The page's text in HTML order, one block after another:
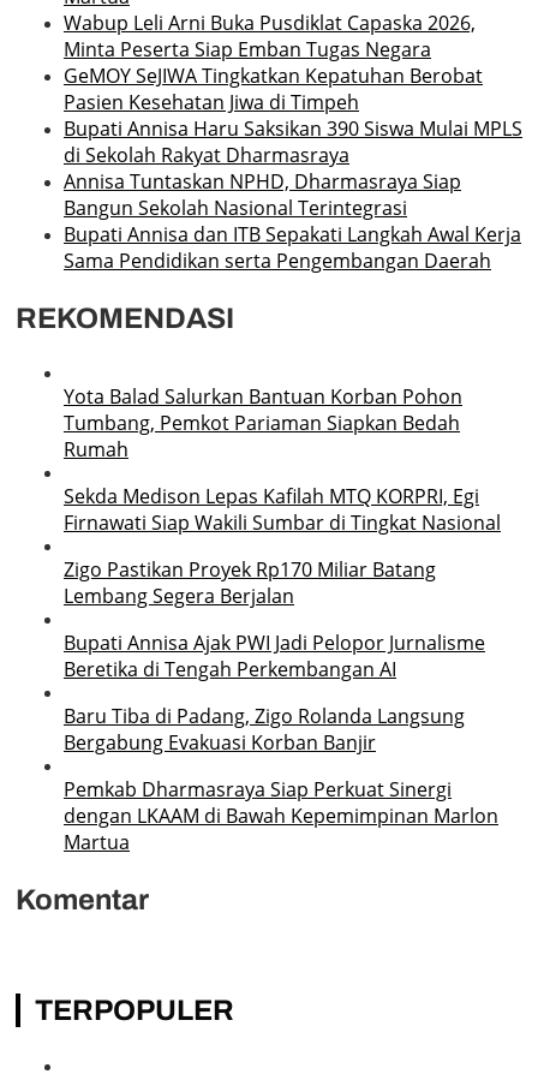
Wabup Leli Arni Buka Pusdiklat Capaska 2026,
Minta Peserta Siap Emban Tugas Negara
GeMOY SeJIWA Tingkatkan Kepatuhan Berobat
Pasien Kesehatan Jiwa di Timpeh
Bupati Annisa Haru Saksikan 390 Siswa Mulai MPLS
di Sekolah Rakyat Dharmasraya
Annisa Tuntaskan NPHD, Dharmasraya Siap
Bangun Sekolah Nasional Terintegrasi
Bupati Annisa dan ITB Sepakati Langkah Awal Kerja
Sama Pendidikan serta Pengembangan Daerah
REKOMENDASI
Yota Balad Salurkan Bantuan Korban Pohon
Tumbang, Pemkot Pariaman Siapkan Bedah
Rumah
Sekda Medison Lepas Kafilah MTQ KORPRI, Egi
Firnawati Siap Wakili Sumbar di Tingkat Nasional
Zigo Pastikan Proyek Rp170 Miliar Batang
Lembang Segera Berjalan
Bupati Annisa Ajak PWI Jadi Pelopor Jurnalisme
Beretika di Tengah Perkembangan AI
Baru Tiba di Padang, Zigo Rolanda Langsung
Bergabung Evakuasi Korban Banjir
Pemkab Dharmasraya Siap Perkuat Sinergi
dengan LKAAM di Bawah Kepemimpinan Marlon
Martua
Komentar
TERPOPULER